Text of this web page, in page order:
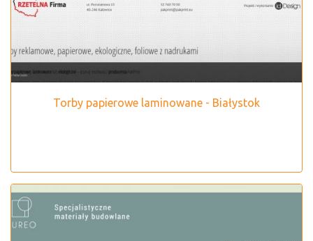
Torby papierowe laminowane - Białystok